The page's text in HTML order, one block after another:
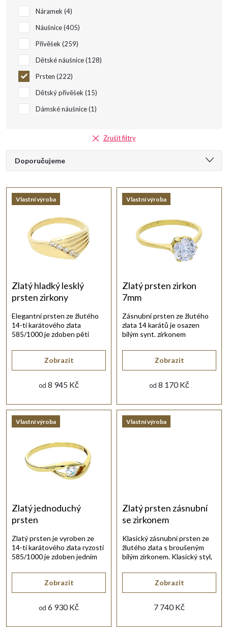
Náramek 4
Náušnice 405
Přívěšek 259
Dětské náušnice 128
Prsten 222
Dětský přívěšek 15
Dámské náušnice 1
Zrušit filtry
Ř
a
z
p
r
o
u
Doporučujeme
Nejdražší
Nejprodávanější
Abecedně
ů
Vlastní výroba
Zlatý hladký lesklý
prsten zirkony
od 8 945 Kč
Zobrazit
Elegantní prsten ze žlutého
14-ti karátového zlata
585/1000 je zdoben pěti
Vlastní výroba
Zlatý prsten zirkon
7mm
od 8 170 Kč
Zobrazit
Zásnubní prsten ze žlutého
zlata 14 karátů je osazen
bílým synt. zirkonem
Vlastní výroba
Zlatý jednoduchý
prsten
od 6 930 Kč
Zobrazit
Zlatý prsten je vyroben ze
14-ti karátového zlata ryzosti
585/1000 je zdoben jedním
Vlastní výroba
Zlatý prsten zásnubní
se zirkonem
7 740 Kč
Zobrazit
Klasický zásnubní prsten ze
žlutého zlata s broušeným
bílým zirkonem. Klasický styl,